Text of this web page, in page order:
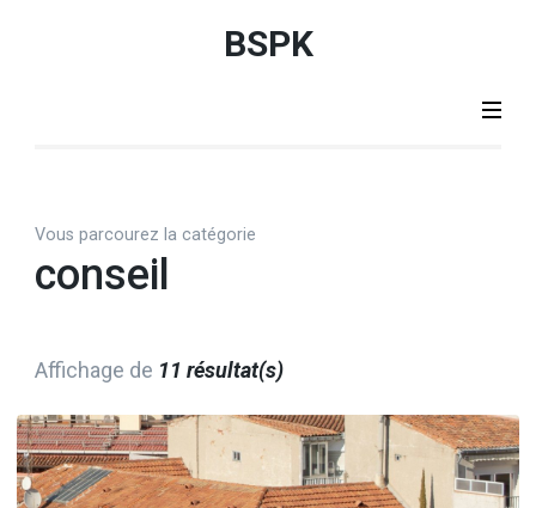
BSPK
Vous parcourez la catégorie
conseil
Affichage de 11 résultat(s)